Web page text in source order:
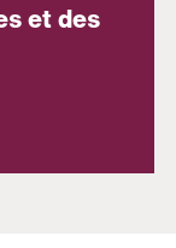
et des